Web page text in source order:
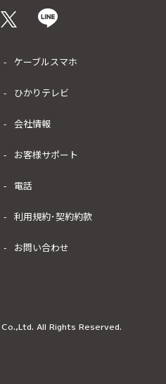
ケーブルスマホ
ひかりテレビ
会社情報
お客様サポート
電話
利用規約･契約約款
お問い合わせ
Co.,Ltd. All Rights Reserved.